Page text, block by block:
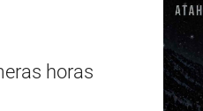
horas